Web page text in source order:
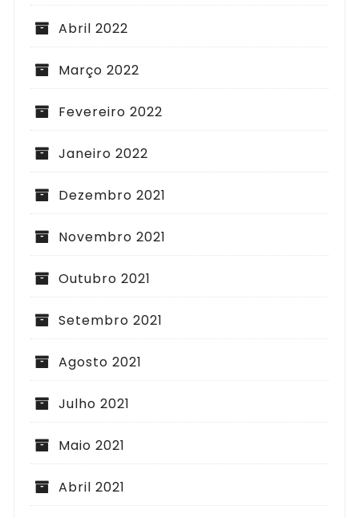
Abril 2022
Março 2022
Fevereiro 2022
Janeiro 2022
Dezembro 2021
Novembro 2021
Outubro 2021
Setembro 2021
Agosto 2021
Julho 2021
Maio 2021
Abril 2021